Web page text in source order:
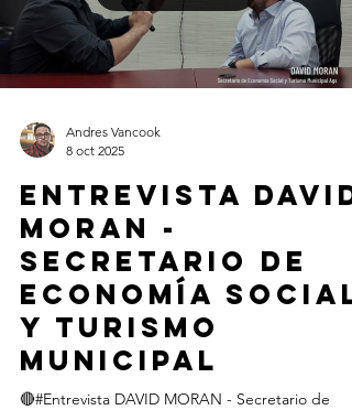
Andres Vancook
8 oct 2025
Entrevista DAVID
MORAN -
Secretario de
Economía Social
y Turismo
Municipal
🔴#Entrevista DAVID MORAN - Secretario de